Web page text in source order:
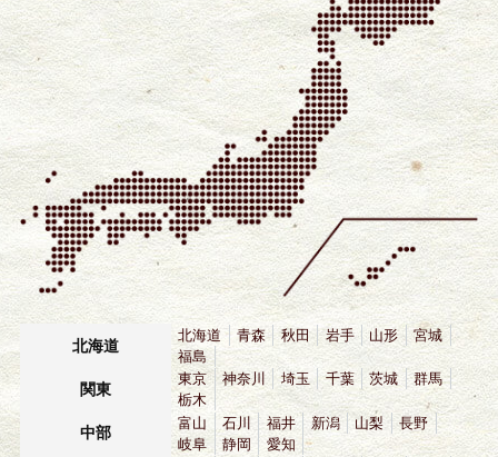
北海道
北海道 青森 秋田 岩手 山形
宮城
福島
関東
東京 神奈川 埼玉 千葉 茨城
群馬
栃木
中部
富山 石川 福井 新潟 山梨
長野
岐阜
静岡 愛知